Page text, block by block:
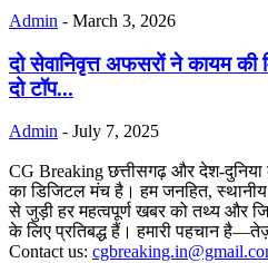
Admin - March 3, 2026
दो सेवानिवृत्त अफसरों ने कायम की
दो टॉप...
Admin - July 7, 2025
CG Breaking छत्तीसगढ़ और देश-
का डिजिटल मंच है। हम जनहित, स्थानीय
से जुड़ी हर महत्वपूर्ण खबर को तथ्य और
के लिए प्रतिबद्ध हैं। हमारी पहचान
Contact us: